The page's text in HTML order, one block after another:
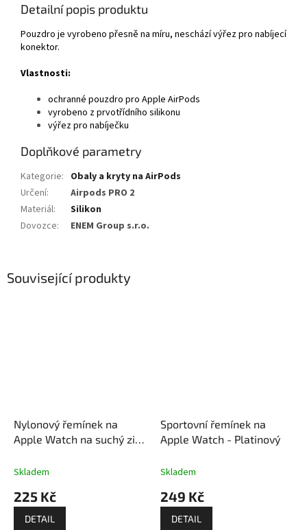
Související produkty
Nylonový řemínek na
Apple Watch na suchý zip
Skladem
225 Kč
DETAIL
Sportovní řemínek na
Apple Watch - Platinový
Skladem
249 Kč
DETAIL
Detailní popis produktu
Pouzdro je vyrobeno přesně na míru, neschází výřez pro nabíjecí
konektor.
Vlastnosti:
ochranné pouzdro pro Apple AirPods
vyrobeno z prvotřídního silikonu
výřez pro nabíječku
Doplňkové parametry
Kategorie: Obaly a kryty na AirPods
Určení:
Airpods PRO 2
Materiál:
Silikon
Dovozce: ENEM Group s.r.o.